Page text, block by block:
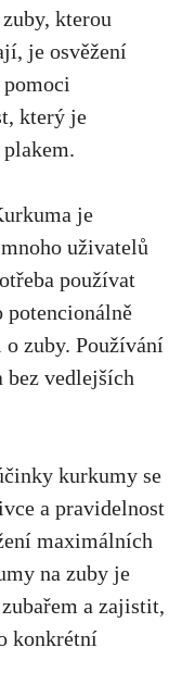
kterou
je osvěžení
který je
je
uživatelů
používat
potencionálně⁤
zuby. Používání
bez ⁣vedlejších
kurkumy se​
a⁢ pravidelnost
maximálních
na zuby je
a zajistit,
konkrétní